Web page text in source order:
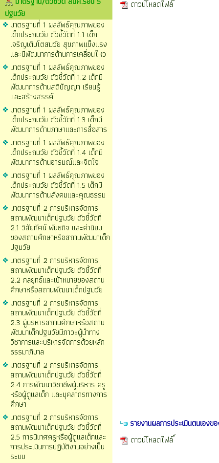
ปฐมวัย
มาตรฐานที่ 1 ผลลัพธ์คุณภาพของ
เด็กประถมวัย ตัวชี้วัดที่ 1.1 เด็ก
เจริญเติบโตสมวัย สุขภาพแข็งแรง
และมีพัฒนาการด้านการเคลื่อนไหว
มาตรฐานที่ 1 ผลลัพธ์คุณภาพของ
เด็กประถมวัย ตัวชี้วัดที่ 1.2 เด็กมี
พัฒนาการด้านสติปัญญา เรียนรู้
และสร้างสรรค์
มาตรฐานที่ 1 ผลลัพธ์คุณภาพของ
เด็กประถมวัย ตัวชี้วัดที่ 1.3 เด็กมี
พัฒนาการด้านภาษาและการสื่อสาร
มาตรฐานที่ 1 ผลลัพธ์คุณภาพของ
เด็กประถมวัย ตัวชี้วัดที่ 1.4 เด็กมี
พัฒนาการด้านอารมณ์และจิตใจ
มาตรฐานที่ 1 ผลลัพธ์คุณภาพของ
เด็กประถมวัย ตัวชี้วัดที่ 1.5 เด็กมี
พัฒนาการด้านสังคมและคุณธรรม
มาตรฐานที่ 2 การบริหารจัดการ
สถานพัฒนาเด็กปฐมวัย ตัวชี้วัดที่
2.1 วิสัยทัศน์ พันธกิจ และค่านิยม
ของสถานศึกษาหรือสถานพัฒนาเด็ก
ปฐมวัย
มาตรฐานที่ 2 การบริหารจัดการ
สถานพัฒนาเด็กปฐมวัย ตัวชี้วัดที่
2.2 กลยุทธ์และเป้าหมายของสถาน
ศึกษาหรือสถานพัฒนาเด็กปฐมวัย
มาตรฐานที่ 2 การบริหารจัดการ
สถานพัฒนาเด็กปฐมวัย ตัวชี้วัดที่
2.3 ผู้บริหารสถานศึกษาหรือสถาน
พัฒนาเด็กปฐมวัยมีภาวะผู้นำทาง
วิชาการและบริหารจัดการด้วยหลัก
ธรรมาภิบาล
มาตรฐานที่ 2 การบริหารจัดการ
สถานพัฒนาเด็กปฐมวัย ตัวชี้วัดที่
2.4 การพัฒนาวิชาชีพผู้บริหาร ครู
หรือผู้ดูแลเด็ก และบุคลากรทางการ
ศึกษา
มาตรฐานที่ 2 การบริหารจัดการ
สถานพัฒนาเด็กปฐมวัย ตัวชี้วัดที่
2.5 การนิเทศครูหรือผู้ดูแลเด็กและ
การประเมินการปฏิบัติงานอย่างเป็น
ระบบ
ดาวน์โหลดไฟล์
รายงานผลการประเมินตนเอง
ดาวน์โหลดไฟล์